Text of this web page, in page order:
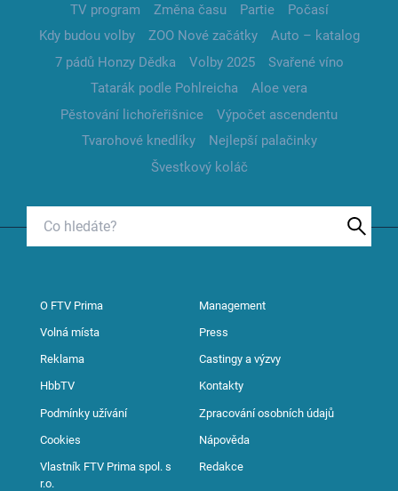
TV program
Změna času Partie
Počasí
Kdy budou volby
ZOO Nové začátky
Auto – katalog
7 pádů Honzy Dědka
Volby 2025
Svařené víno
Tatarák podle Pohlreicha
Aloe vera
Pěstování lichořeřišnice
Výpočet ascendentu
Tvarohové knedlíky
Nejlepší palačinky
Švestkový koláč
O FTV Prima Management
Volná místa Press
Reklama Castingy a výzvy
HbbTV Kontakty
Podmínky užívání Zpracování osobních údajů
Cookies Nápověda
Vlastník FTV Prima spol. s
r.o.
Redakce